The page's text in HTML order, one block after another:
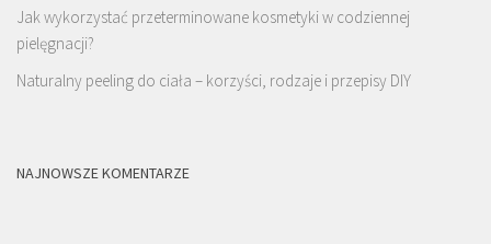
Jak wykorzystać przeterminowane kosmetyki w codziennej
pielęgnacji?
Naturalny peeling do ciała – korzyści, rodzaje i przepisy DIY
NAJNOWSZE KOMENTARZE